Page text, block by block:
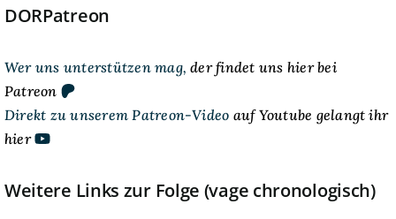
DORPatreon
Wer uns unterstützen mag,der findet uns hier bei
Patreon
Direkt zu unserem Patreon-Video auf Youtube gelangt ihr
hier
Weitere Links zur Folge (vage chronologisch)